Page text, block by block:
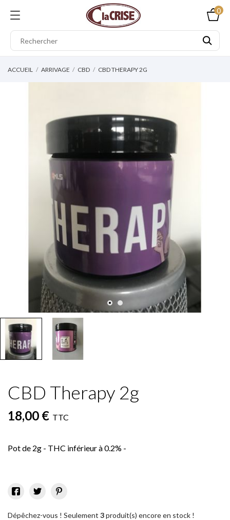
0
ACCUEIL ARRIVAGE CBD CBD THERAPY 2G
CBD Therapy 2g
18,00 € TTC
Pot de 2g - THC inférieur à 0.2% -
Dépêchez-vous ! Seulement 3produit(s) encore en stock !